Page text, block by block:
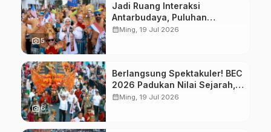
photo_camera5
Jadi Ruang Interaksi
Antarbudaya, Puluhan
Wisatawan Mancanegara
calendar_monthMing, 19 Jul 2026
photo_camera6
Berlangsung Spektakuler! BEC
2026 Padukan Nilai Sejarah,
Budaya, dan Fashion Berkelas
calendar_monthMing, 19 Jul 2026